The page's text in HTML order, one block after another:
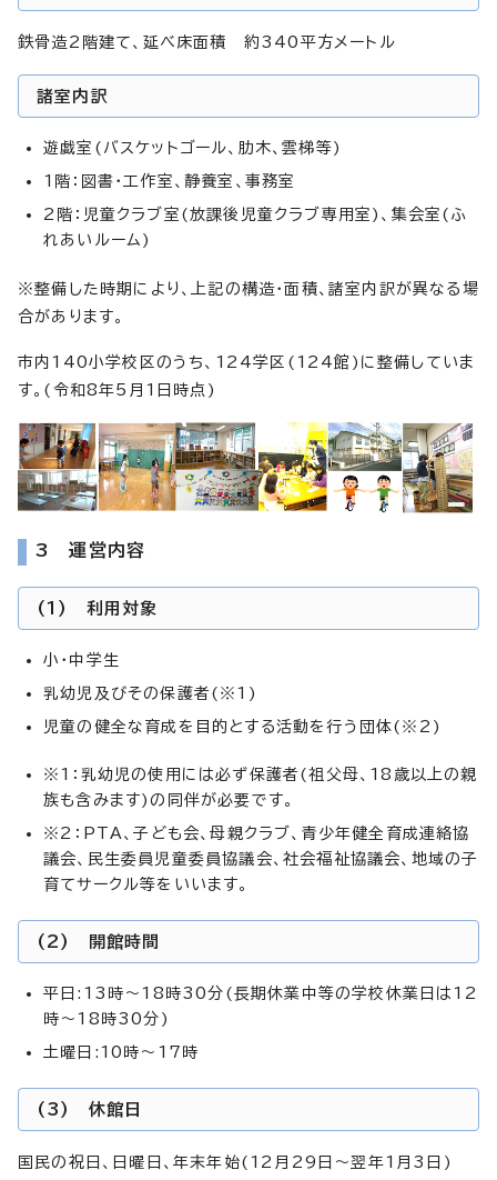
鉄骨造2階建て、延べ床面積 約340平方メートル
諸室内訳
遊戯室(バスケットゴール、肋木、雲梯等)
1階：図書・工作室、静養室、事務室
2階：児童クラブ室(放課後児童クラブ専用室)、集会室(ふ
れあいルーム)
※整備した時期により、上記の構造・面積、諸室内訳が異なる場
合があります。
市内140小学校区のうち、124学区(124館)に整備していま
す。(令和8年5月1日時点)
3 運営内容
(1) 利用対象
小・中学生
乳幼児及びその保護者(※1)
児童の健全な育成を目的とする活動を行う団体(※2)
※1：乳幼児の使用には必ず保護者(祖父母、18歳以上の親
族も含みます)の同伴が必要です。
※2：PTA、子ども会、母親クラブ、青少年健全育成連絡協
議会、民生委員児童委員協議会、社会福祉協議会、地域の子
育てサークル等をいいます。
(2) 開館時間
平日:13時～18時30分(長期休業中等の学校休業日は12
時～18時30分)
土曜日:10時～17時
(3) 休館日
国民の祝日、日曜日、年末年始(12月29日～翌年1月3日)